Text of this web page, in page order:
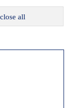
close all